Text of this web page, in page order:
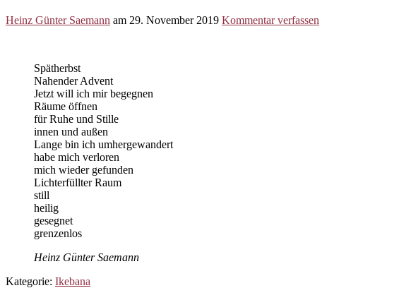
Heinz Günter Saemann am 29. November 2019 Kommentar verfassen
Spätherbst
Nahender Advent
Jetzt will ich mir begegnen
Räume öffnen
für Ruhe und Stille
innen und außen
Lange bin ich umhergewandert
habe mich verloren
mich wieder gefunden
Lichterfüllter Raum
still
heilig
gesegnet
grenzenlos
Heinz Günter Saemann
Kategorie: Ikebana